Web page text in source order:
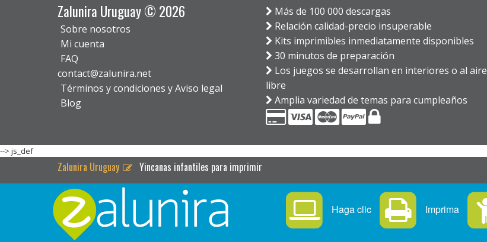
Zalunira Uruguay © 2026
Sobre nosotros
Mi cuenta
FAQ
contact@zalunira.net
Términos y condiciones y Aviso legal
Blog
Más de 100 000 descargas
Relación calidad-precio insuperable
Kits imprimibles inmediatamente disponibles
30 minutos de preparación
Los juegos se desarrollan en interiores o al aire
libre
Amplia variedad de temas para cumpleaños
--> js_def
Zalunira Uruguay Yincanas infantiles para imprimir
Haga clic Imprima